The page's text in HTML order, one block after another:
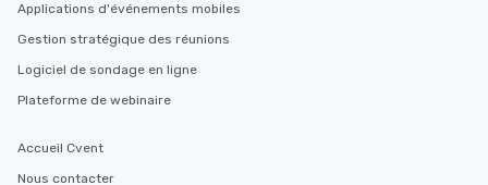
Applications d'événements mobiles
Gestion stratégique des réunions
Logiciel de sondage en ligne
Plateforme de webinaire
Accueil Cvent
Nous contacter